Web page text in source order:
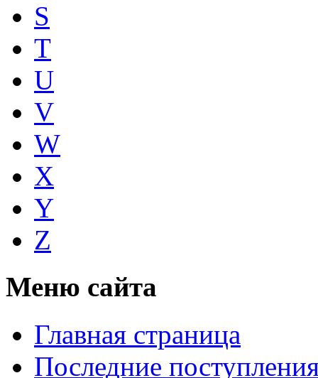
S
T
U
V
W
X
Y
Z
Меню сайта
Главная страница
Последние